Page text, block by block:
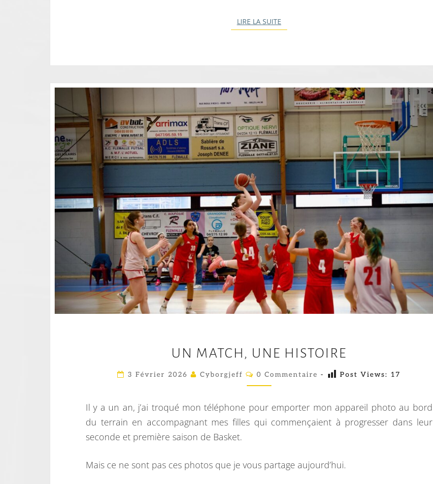
LIRE LA SUITE
N
M
A
UN MATCH, UNE HISTOIRE
3 Février 2026 Cyborgjeff
C
M
E
N
T
A
0 Commentaire - Post Views: 17
Il y a un an, j’ai troqué mon téléphone pour emporter mon appareil photo au bord
du terrain en accompagnant mes filles qui commençaient à progresser dans leur
seconde et première saison de Basket.
Mais ce ne sont pas ces photos que je vous partage aujourd’hui.